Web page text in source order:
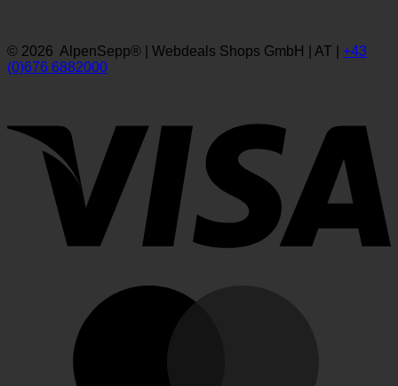
© 2026 AlpenSepp® | Webdeals Shops GmbH | AT | +43
(0)676 6882000